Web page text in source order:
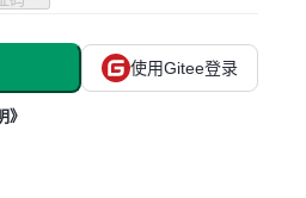
使用Gitee登录
》